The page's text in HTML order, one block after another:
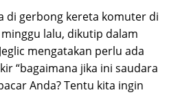
di gerbong kereta komuter di
lalu, dikutip dalam
mengatakan perlu ada
“bagaimana jika ini saudara
Anda? Tentu kita ingin